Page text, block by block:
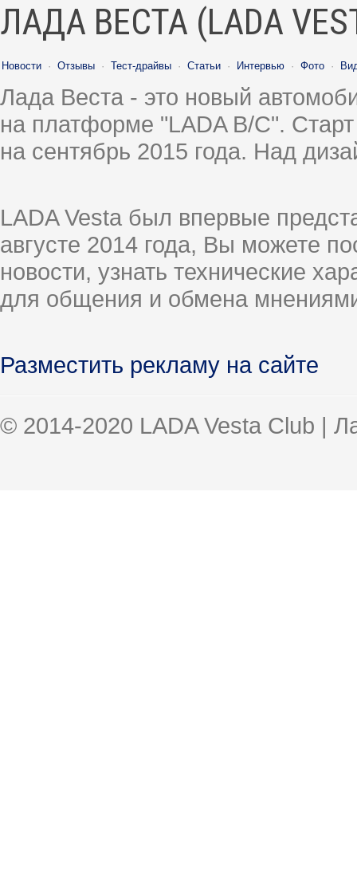
ЛАДА ВЕСТА (LADA
Новости · Отзывы · Тест-драйвы · Статьи · Интервью · Фото ·
Лада Веста - это новый
на платформе "LADA B/C".
на сентябрь 2015 года. Над
LADA Vesta был впервые
августе 2014 года, Вы можете
новости, узнать технические
для общения и обмена
Разместить рекламу на сайте
© 2014-2020 LADA Vesta Club |